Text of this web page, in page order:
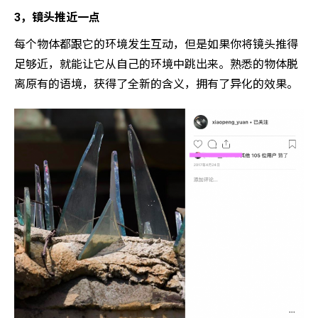
3，镜头推近一点
每个物体都跟它的环境发生互动，但是如果你将镜头推得
足够近，就能让它从自己的环境中跳出来。熟悉的物体脱
离原有的语境，获得了全新的含义，拥有了异化的效果。